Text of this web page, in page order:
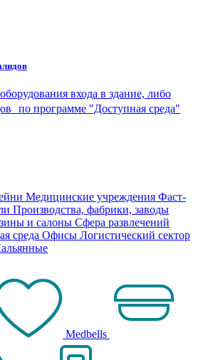
входа в здание, либо
по программе "Доступная среда"
Медицинские учреждения Фаст-
Производства, фабрики, заводы
и салоны Сфера развлечений
среда Офисы Логистический сектор
Medbells